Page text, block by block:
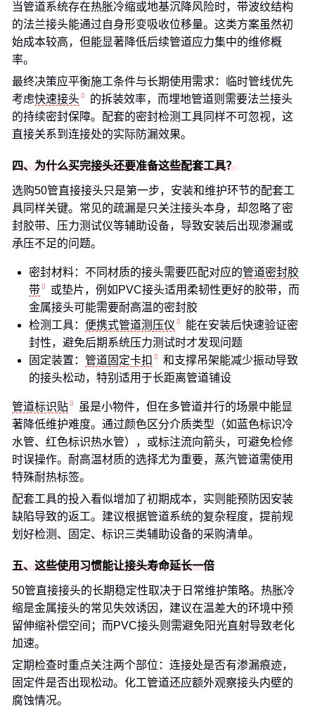
当管道系统存在热胀冷缩或地基沉降风险时，带波纹结构
的法兰接头能通过自身形变吸收位移量。这类方案虽然初
始成本较高，但能显著降低后续管道应力集中的维修概
率。
最终决策应平衡施工条件与长期使用需求：临时管线优先
考虑快速接头
的拆装效率，而埋地管道则需要法兰接头
的持续密封保障。配套的密封检测工具同样不可忽视，这
直接关系到连接处的实际防漏效果。
四、为什么买完接头还要准备这些配套工具？
选购50管直接接头只是第一步，安装和维护环节的配套工
具同样关键。常见的疏漏是只关注接头本身，却忽略了密
封胶带、压力测试仪等辅助设备，导致安装后出现渗漏或
承压不足的问题。
密封材料：不同材质的接头需要匹配对应的管道密封胶
带
或垫片，例如PVC接头适用柔韧性更好的胶带，而
金属接头可能需要耐高温的密封胶
检测工具： 便携式管道测压仪
能在安装后快速验证密
封性，避免后期系统压力测试时才发现问题
固定装置： 管道固定卡扣
和支撑吊架能减少振动导致
的接头松动，特别适用于长距离管道铺设
管道标识贴
虽是小物件，但在多管道并行的场景中能显
著降低维护难度。通过颜色区分介质类型（如蓝色标识冷
水管、红色标识热水管），或标注流向箭头，可避免检修
时误操作。耐高温材质的选择尤为重要，蒸汽管道需使用
特殊耐热标签。
配套工具的投入看似增加了初期成本，实则能预防因安装
缺陷导致的返工。建议根据管道系统的复杂程度，提前规
划好检测、固定、标识三类辅助设备的采购清单。
五、这些使用习惯能让接头寿命延长一倍
50管直接接头的长期稳定性取决于日常维护策略。热胀冷
缩是金属接头的常见失效诱因，建议在温差大的环境中预
留伸缩补偿空间；而PVC接头则需避免阳光直射导致老化
加速。
定期检查时重点关注两个部位：连接处是否有渗漏痕迹，
固定件是否出现松动。化工管道还应额外观察接头内壁的
腐蚀情况。